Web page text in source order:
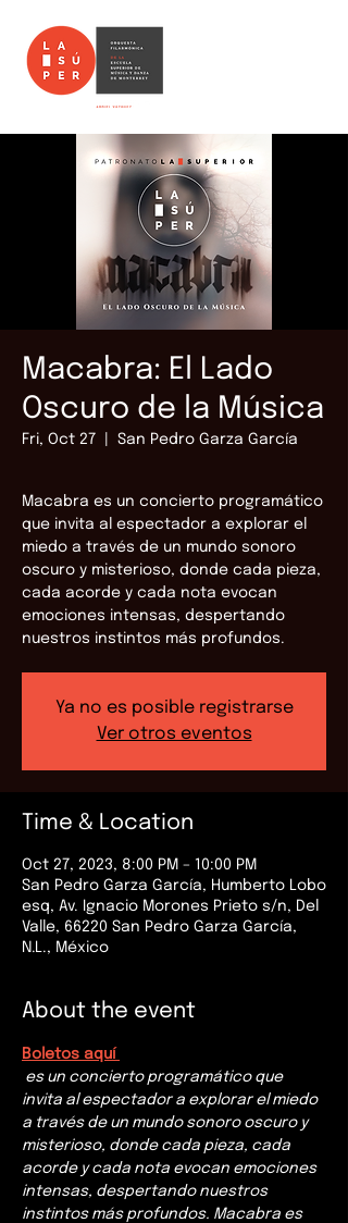
Macabra: El Lado
Oscuro de la Música
Fri, Oct 27 San Pedro Garza García
Macabra es un concierto programático
que invita al espectador a explorar el
miedo a través de un mundo sonoro
oscuro y misterioso, donde cada pieza,
cada acorde y cada nota evocan
emociones intensas, despertando
nuestros instintos más profundos.
Ya no es posible registrarse
Ver otros eventos
Time & Location
Oct 27, 2023, 8:00 PM – 10:00 PM
San Pedro Garza García, Humberto Lobo
esq, Av. Ignacio Morones Prieto s/n, Del
Valle, 66220 San Pedro Garza García,
N.L., México
About the event
Boletos aquí
invita al espectador a explorar el miedo
a través de un mundo sonoro oscuro y
misterioso, donde cada pieza, cada
acorde y cada nota evocan emociones
intensas, despertando nuestros
instintos más profundos. Macabra es